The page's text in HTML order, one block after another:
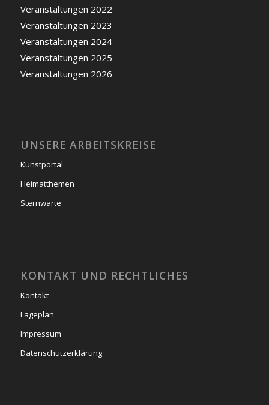
Veranstaltungen 2022
Veranstaltungen 2023
Veranstaltungen 2024
Veranstaltungen 2025
Veranstaltungen 2026
UNSERE ARBEITSKREISE
Kunstportal
Heimatthemen
Sternwarte
KONTAKT UND RECHTLICHES
Kontakt
Lageplan
Impressum
Datenschutzerklärung